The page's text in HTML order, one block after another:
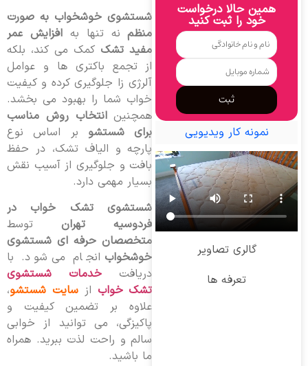
شستشوی خوشخواب به صورت
منظمنه تنها به افزایش عمر
مفید تشککمک می کند، بلکه
از تجمع باکتری ها و عوامل
آلرژی زا جلوگیری کرده و کیفیت
خواب شما را بهبود می بخشد.
همچنین انتخاب روش مناسب
برای شستشوبر اساس نوع
پارچه و الیاف تشک، در حفظ
بافت و جلوگیری از آسیب نقش
بسیار مهمی دارد.
شستشوی تشک خواب در
فردوسیه تهرانتوسط
متخصصان حرفه ای شستشوی
خوشخوابانجام می شود. با
دریافت
خدمات شستشوی
تشک خواباز سایت شستشو،
علاوه بر تضمین کیفیت و
پاکیزگی، می توانید از خوابی
سالم و راحت لذت ببرید. همراه
ما باشید.
همین حالا درخواست
خود را ثبت کنید
ثبت
نمونه کار ویدیویی
گالری تصاویر
تعرفه ها